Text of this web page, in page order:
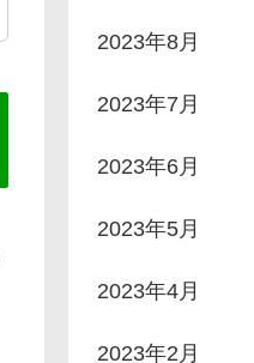
2023年8月
2023年7月
2023年6月
2023年5月
2023年4月
2023年2月